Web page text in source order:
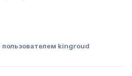
пользователем kingroud